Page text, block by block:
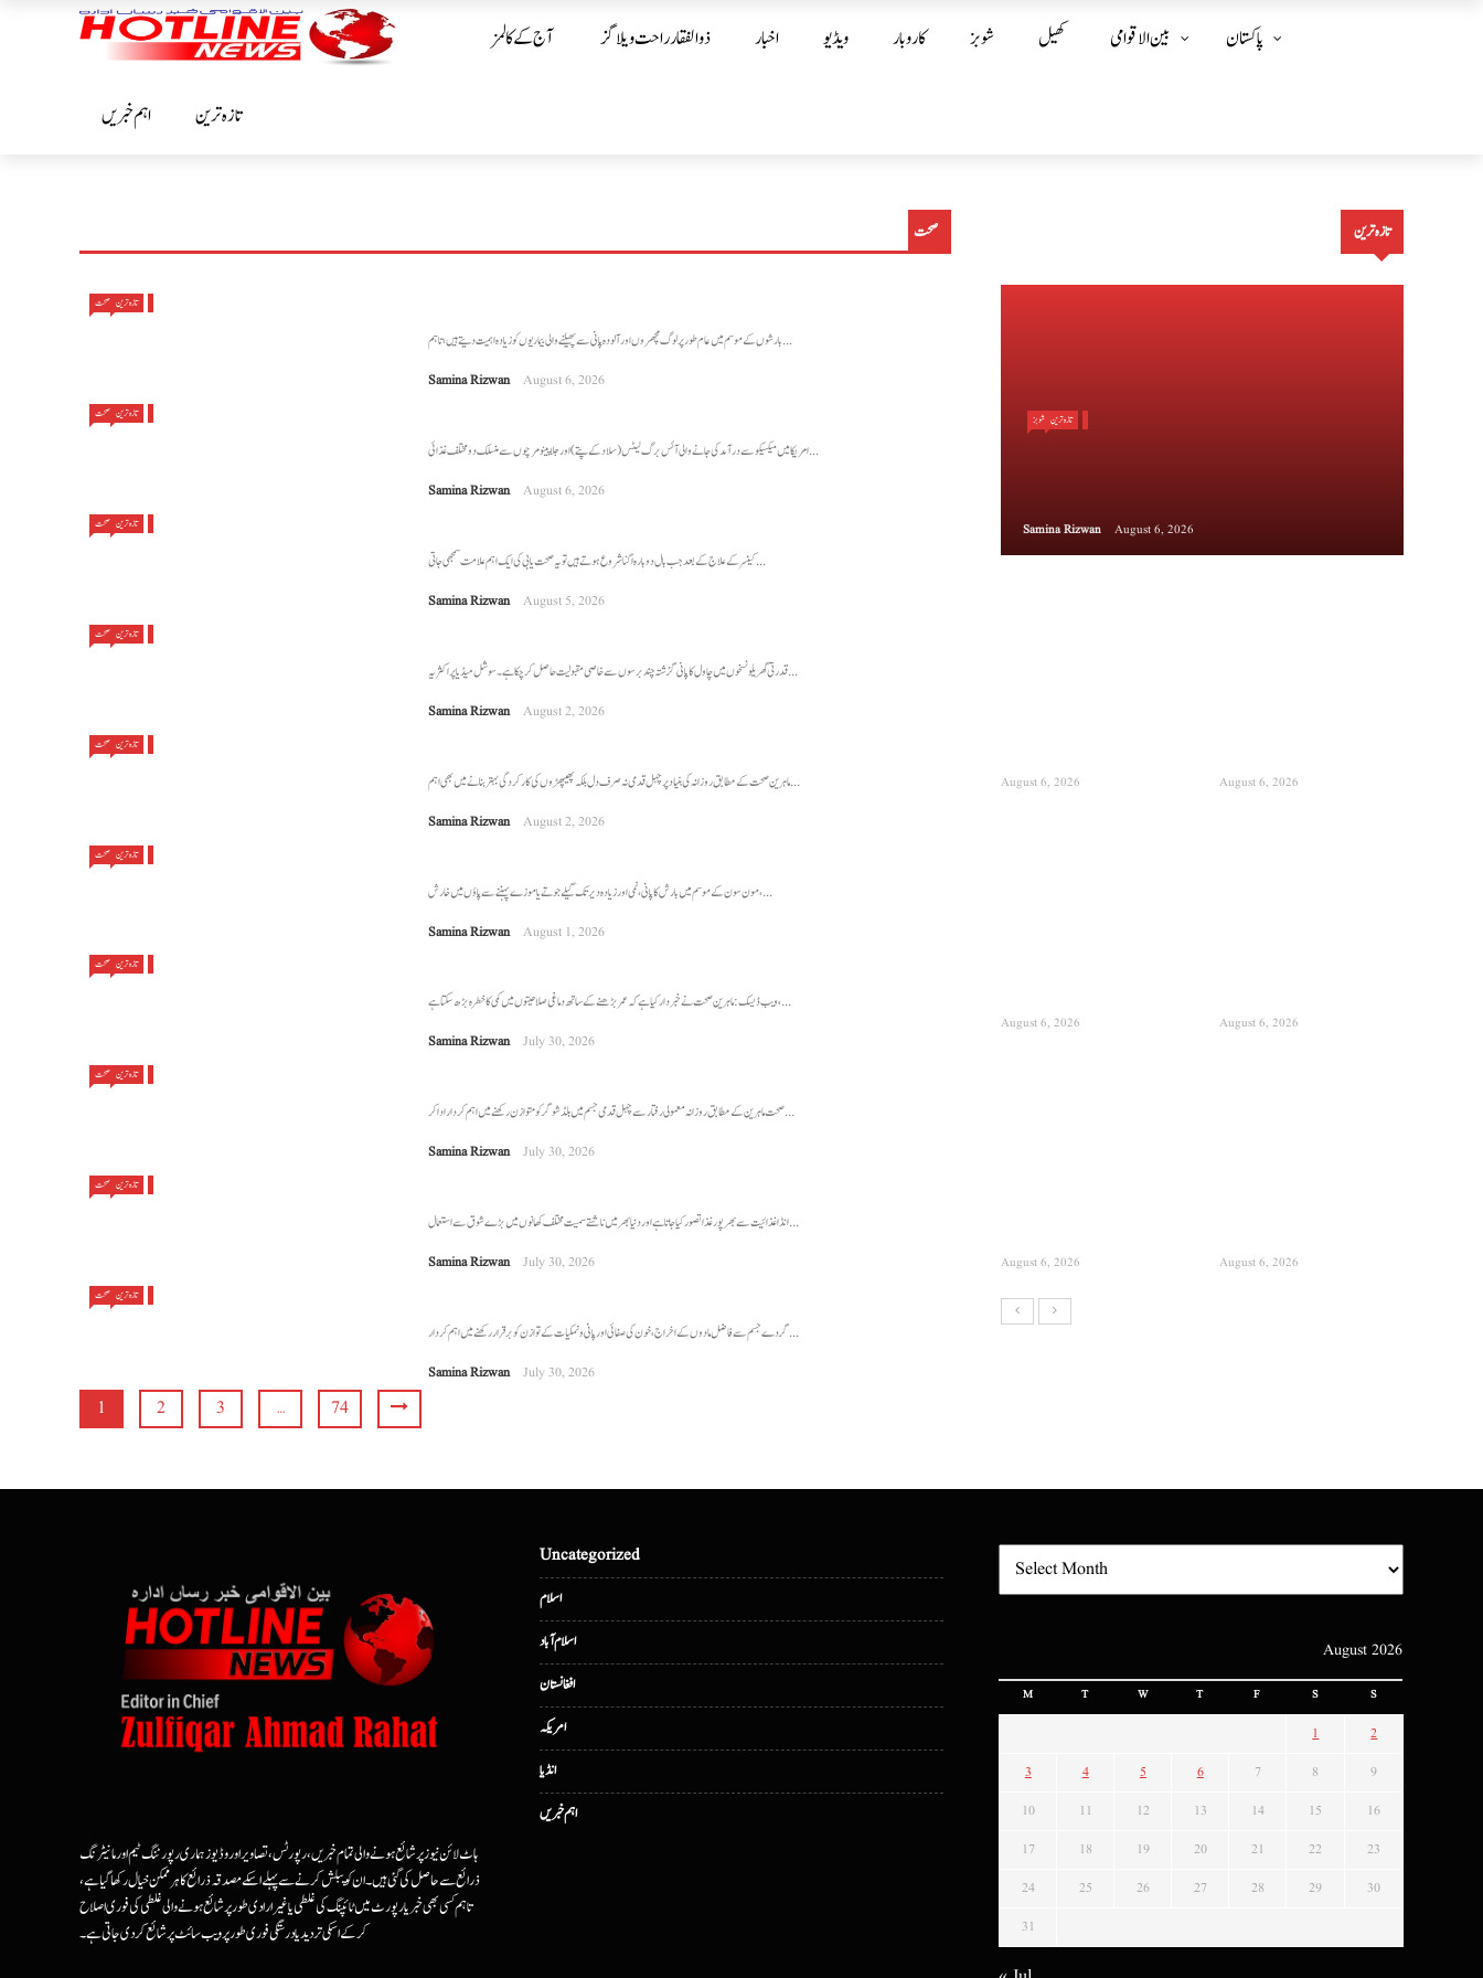
آج کے کالمز ذوالفقار راحت ویلاگز اخبار ویڈیو کاروبار شوبز کھیل بین الا قوامی پاکستان
اہم خبریں تازہ ترین
صحت
تازہ ترین صحت
بارشوں کے موسم میں عام طور پر لوگ مچھروں اور آلودہ پانی سے پھیلنے والی بیماریوں کو زیادہ اہمیت دیتے ہیں، تاہم ...
Samina Rizwan August 6, 2026
تازہ ترین صحت
امریکا میں میکسیکو سے درآمد کی جانے والی آئس برگ لیٹس (سلاد کے پتے) اور جلاپینو مرچوں سے منسلک دو مختلف غذائی ...
Samina Rizwan August 6, 2026
تازہ ترین صحت
کینسر کے علاج کے بعد جب بال دوبارہ اگنا شروع ہوتے ہیں تو یہ صحت یابی کی ایک اہم علامت سمجھی جاتی ...
Samina Rizwan August 5, 2026
تازہ ترین صحت
قدرتی گھریلو نسخوں میں چاول کا پانی گزشتہ چند برسوں سے خاصی مقبولیت حاصل کر چکا ہے۔ سوشل میڈیا پر اکثر یہ ...
Samina Rizwan August 2, 2026
تازہ ترین صحت
ماہرین صحت کے مطابق روزانہ کی بنیاد پر چہل قدمی نہ صرف دل بلکہ پھیپھڑوں کی کارکردگی بہتر بنانے میں بھی اہم ...
Samina Rizwan August 2, 2026
تازہ ترین صحت
مون سون کے موسم میں بارش کا پانی، نمی اور زیادہ دیر تک گیلے جوتے یا موزے پہننے سے پاؤں میں خارش، ...
Samina Rizwan August 1, 2026
تازہ ترین صحت
ویب ڈیسک: ماہرین صحت نے خبردار کیا ہے کہ عمر بڑھنے کے ساتھ دماغی صلاحیتوں میں کمی کا خطرہ بڑھ سکتا ہے، ...
Samina Rizwan July 30, 2026
تازہ ترین صحت
صحت ماہرین کے مطابق روزانہ معمولی رفتار سے چہل قدمی جسم میں بلڈ شوگر کو متوازن رکھنے میں اہم کردار ادا کر ...
Samina Rizwan July 30, 2026
تازہ ترین صحت
انڈا غذائیت سے بھرپور غذا تصور کیا جاتا ہے اور دنیا بھر میں ناشتے سمیت مختلف کھانوں میں بڑے شوق سے استعمال ...
Samina Rizwan July 30, 2026
تازہ ترین صحت
گردے جسم سے فاضل مادوں کے اخراج، خون کی صفائی اور پانی و نمکیات کے توازن کو برقرار رکھنے میں اہم کردار ...
Samina Rizwan July 30, 2026
1 2 3 … 74
تازہ ترین
تازہ ترین شوبز
Samina Rizwan August 6, 2026
August 6, 2026 August 6, 2026
August 6, 2026 August 6, 2026
August 6, 2026 August 6, 2026
ہاٹ لائن نیوز پر شائع ہونے والی تمام خبریں، رپورٹس، تصاویر اور وڈیوز ہماری رپورٹنگ ٹیم اور مانیٹرنگ
ذرائع سے حاصل کی گئی ہیں۔ ان کو پبلش کرنے سے پہلے اسکے مصدقہ ذرائع کا ہرممکن خیال رکھا گیا ہے،
تاہم کسی بھی خبر یا رپورٹ میں ٹائپنگ کی غلطی یا غیرارادی طور پر شائع ہونے والی غلطی کی فوری اصلاح
کرکے اسکی تردید یا درستگی فوری طور پر ویب سائٹ پر شائع کردی جاتی ہے۔
Uncategorized
اسلام
اسلام آباد
افغانستان
امریکہ
انڈیا
اہم خبریں
August 2026
M T W T F S S
1 2
3 4 5 6 7 8 9
10 11 12 13 14 15 16
17 18 19 20 21 22 23
24 25 26 27 28 29 30
31